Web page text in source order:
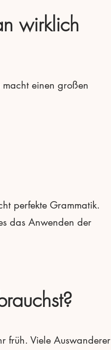
wirklich
einen großen
perfekte Grammatik.
das Anwenden der
früh. Viele Auswanderer